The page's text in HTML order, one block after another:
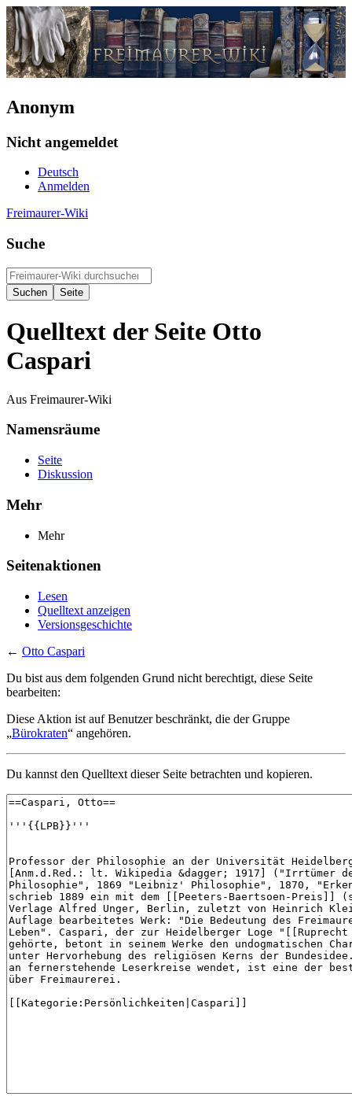
Anonym
Nicht angemeldet
Deutsch
Anmelden
Freimaurer-Wiki
Suche
Quelltext der Seite Otto
Caspari
Aus Freimaurer-Wiki
Namensräume
Seite
Diskussion
Mehr
Mehr
Seitenaktionen
Lesen
Quelltext anzeigen
Versionsgeschichte
← Otto Caspari
Du bist aus dem folgenden Grund nicht berechtigt, diese Seite
bearbeiten:
Diese Aktion ist auf Benutzer beschränkt, die der Gruppe
„Bürokraten“ angehören.
Du kannst den Quelltext dieser Seite betrachten und kopieren.